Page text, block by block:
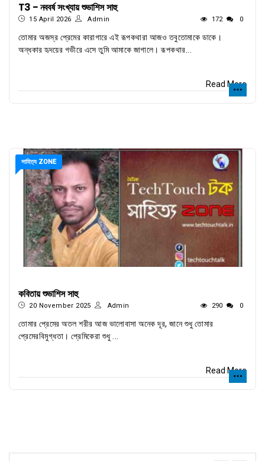
T3 - নববর্ষ সংখ্যায় শুভাশিস সাহু
15 April 2026 Admin 172 0
তোমার অজস্র প্রেমের কারাগারে এই রূপকথারা আজও তবুতোমাকে ডাকে।
অন্ধকার হৃদয়ের গভীরে এসে তুমি আমাকে জাগালে। রূপকথার...
Read More
সাহিত্য ZONE
কবিতায় শুভাশিস সাহু
20 November 2025 Admin 290 0
তোমার প্রেমের অতল শরীর আজ ভালোবাসা অনেক দূর, জানে শুধু তোমার
প্রেমেরবিমুগ্ধতা। প্রেমিকেরা শুধু ...
Read More